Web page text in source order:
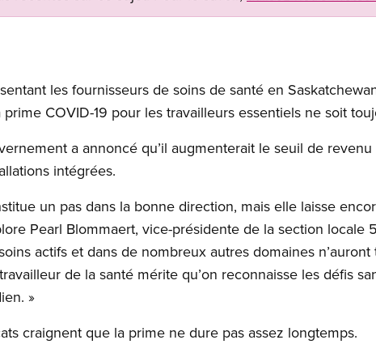
les fournisseurs de soins de santé en
COVID-19 pour les travailleurs essentiels ne soit
a annoncé qu’il augmenterait le seuil de
intégrées.
un pas dans la bonne direction, mais elle laisse
Pearl Blommaert, vice-présidente de la section locale
actifs et dans de nombreux autres domaines
de la santé mérite qu’on reconnaisse les défis
»
craignent que la prime ne dure pas assez longtemps.